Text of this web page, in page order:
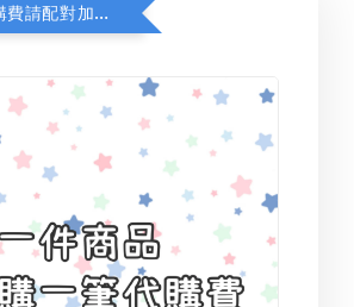
若顯示未含代購費請配對加購(未加購視同無效訂單)